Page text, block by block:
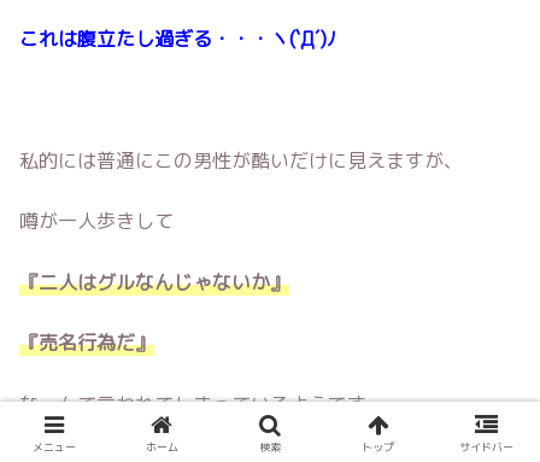
これは腹立たし過ぎる・・・ヽ(`Д´)ﾉ
私的には普通にこの男性が酷いだけに見えますが、
噂が一人歩きして
『二人はグルなんじゃないか』
『売名行為だ』
なーんて言われてしまっているようです。
メニュー ホーム 検索 トップ サイドバー